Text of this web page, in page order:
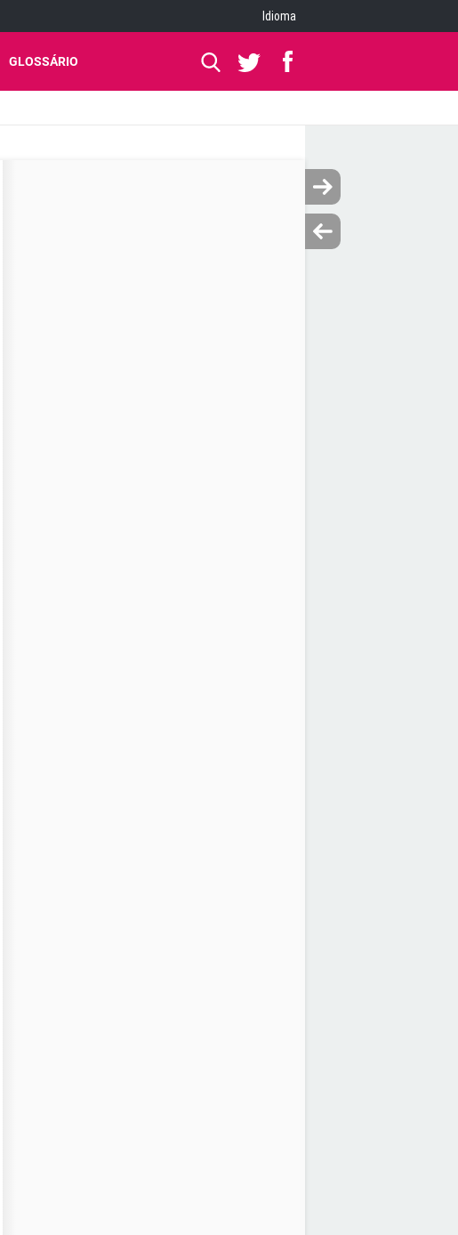
Idioma
GLOSSÁRIO